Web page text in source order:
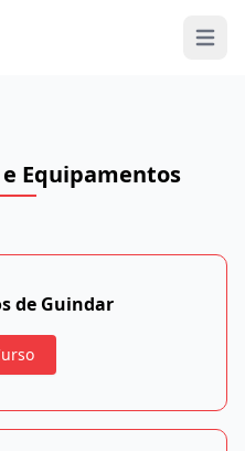
Open
Equipamentos
de Guindar